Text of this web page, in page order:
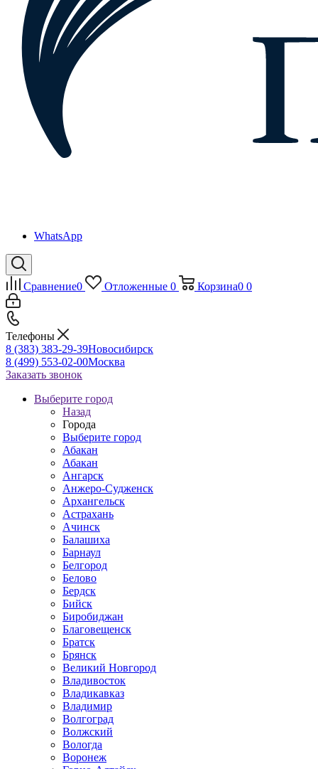
WhatsApp
Сравнение0 Отложенные 0 Корзина0 0
Телефоны
8 (383) 383-29-39Новосибирск
8 (499) 553-02-00Москва
Заказать звонок
Выберите город
Назад
Города
Выберите город
Абакан
Абакан
Ангарск
Анжеро-Судженск
Архангельск
Астрахань
Ачинск
Балашиха
Барнаул
Белгород
Белово
Бердск
Бийск
Биробиджан
Благовещенск
Братск
Брянск
Великий Новгород
Владивосток
Владикавказ
Владимир
Волгоград
Волжский
Вологда
Воронеж